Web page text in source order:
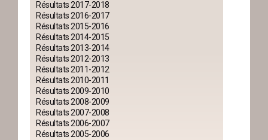
Résultats 2017-2018
Résultats 2016-2017
Résultats 2015-2016
Résultats 2014-2015
Résultats 2013-2014
Résultats 2012-2013
Résultats 2011-2012
Résultats 2010-2011
Résultats 2009-2010
Résultats 2008-2009
Résultats 2007-2008
Résultats 2006-2007
Résultats 2005-2006